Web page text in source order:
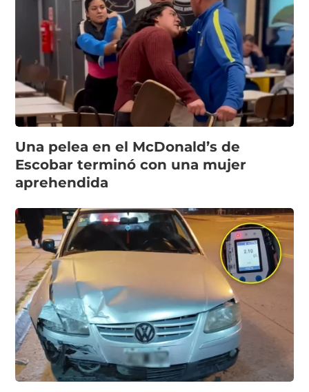
Una pelea en el McDonald’s de
Escobar terminó con una mujer
aprehendida